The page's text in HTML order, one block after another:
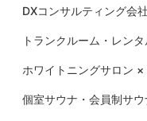
DXコンサルティング会
トランクルーム・レン
ホワイトニングサロン ×
個室サウナ・会員制サ